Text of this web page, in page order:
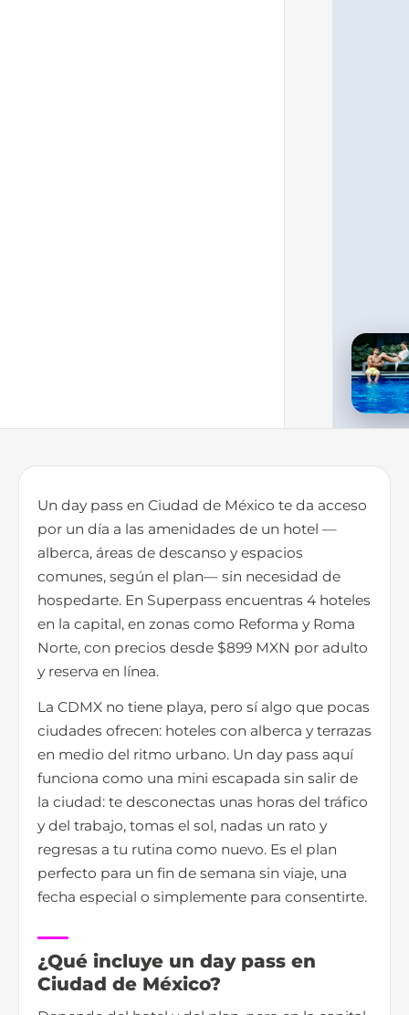
Un day pass en Ciudad de México te da acceso
por un día a las amenidades de un hotel —
alberca, áreas de descanso y espacios
comunes, según el plan— sin necesidad de
hospedarte. En Superpass encuentras 4 hoteles
en la capital, en zonas como Reforma y Roma
Norte, con precios desde $899 MXN por adulto
y reserva en línea.
La CDMX no tiene playa, pero sí algo que pocas
ciudades ofrecen: hoteles con alberca y terrazas
en medio del ritmo urbano. Un day pass aquí
funciona como una mini escapada sin salir de
la ciudad: te desconectas unas horas del tráfico
y del trabajo, tomas el sol, nadas un rato y
regresas a tu rutina como nuevo. Es el plan
perfecto para un fin de semana sin viaje, una
fecha especial o simplemente para consentirte.
¿Qué incluye un day pass en
Ciudad de México?